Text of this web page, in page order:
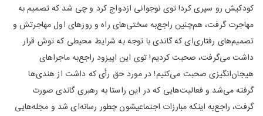
کودکیش رو سپری کرد! توی نوجوانی ازدواج کرد و چی شد که تصمیم به
مهاجرت گرفت، هم‌چنین راجع‌به سختی‌های راه و روزهای اول مهاجرتش و
تصمیم‌های رفتاری‌ای که گاندی با توجه به شرایط محیطی که توش قرار
داشت می‌گرفت، صحبت کردیم! توی این اپیزود راجع‌به ماجراهای
هیجان‌انگیزی صحبت می‌کنیم! در مورد حق رأی که داشت از هندی‌ها
گرفته می‌شد و فعالیت‌هایی که در این راستا به رهبری گاندی صورت
گرفت، راجع‌به اینکه مبارزات اجتماعیشون چطور رسانه‌ای شد و مجله‌هایی